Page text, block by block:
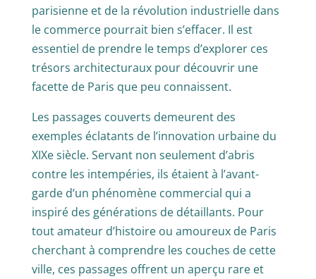
parisienne et de la révolution industrielle dans
le commerce pourrait bien s’effacer. Il est
essentiel de prendre le temps d’explorer ces
trésors architecturaux pour découvrir une
facette de Paris que peu connaissent.
Les passages couverts demeurent des
exemples éclatants de l’innovation urbaine du
XIXe siècle. Servant non seulement d’abris
contre les intempéries, ils étaient à l’avant-
garde d’un phénomène commercial qui a
inspiré des générations de détaillants. Pour
tout amateur d’histoire ou amoureux de Paris
cherchant à comprendre les couches de cette
ville, ces passages offrent un aperçu rare et